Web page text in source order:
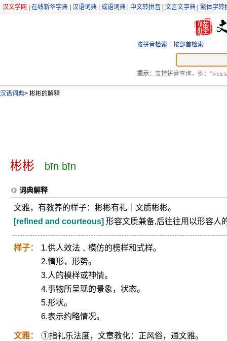
汉文学网 在线新华字典 汉语词典 成语词典 中文转拼音 文言文字典 繁体字转
按拼音检索 按部首检索
提示： 支持拼音查询，例：“wen
汉语词典> 彬彬的解释
彬彬 bīn bīn
词典解释
文雅，有教养的样子：彬彬有礼｜文质彬彬。
[refined and courteous] 形容文质兼备,后往往用以形容人
样子：
1.供人效法﹑模仿的榜样和式样。
2.情形，形势。
3.人的模样或神情。
4.事物所呈现的景象，状态。
5.形状。
6.表示约略情况。
文雅：
①指礼乐法度，文章教化：正风俗，通文雅。